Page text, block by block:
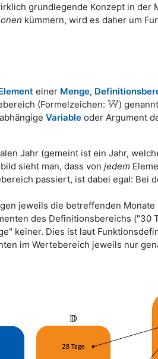
grundlegende Konzept in der
kümmern, wird es daher um
einer Menge,
(Formelzeichen: W
W )
Variable oder Argument
Jahr (gemeint ist ein Jahr,
sieht man, dass von jedem
passiert, ist dabei egal: Bei
jeweils die betreffenden
des Definitionsbereichs ("30
keiner. Dies ist laut
im Wertebereich jeweils nur